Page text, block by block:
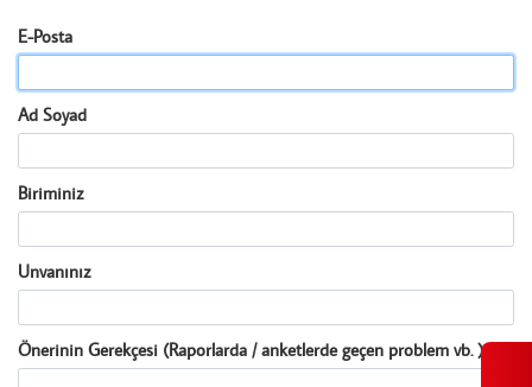
İLETIŞIM
E-Posta
Ad Soyad
Biriminiz
Unvanınız
Önerinin Gerekçesi (Raporlarda / anketlerde geçen problem vb. )